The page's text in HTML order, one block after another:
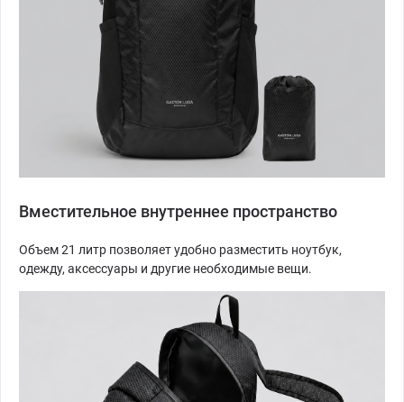
Вместительное внутреннее пространство
Объем 21 литр позволяет удобно разместить ноутбук,
одежду, аксессуары и другие необходимые вещи.